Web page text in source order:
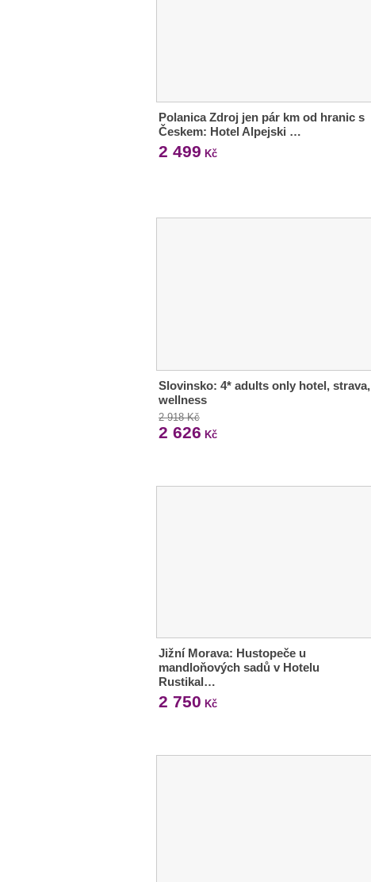
Polanica Zdroj jen pár km od hranic s
Českem: Hotel Alpejski …
2 499 Kč
Slovinsko: 4* adults only hotel, strava,
wellness
2 918 Kč
2 626 Kč
Jižní Morava: Hustopeče u
mandloňových sadů v Hotelu
Rustikal…
2 750 Kč